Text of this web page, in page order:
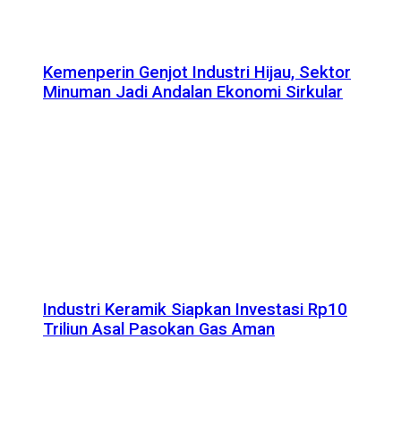
Kemenperin Genjot Industri Hijau, Sektor
Minuman Jadi Andalan Ekonomi Sirkular
Industri Keramik Siapkan Investasi Rp10
Triliun Asal Pasokan Gas Aman